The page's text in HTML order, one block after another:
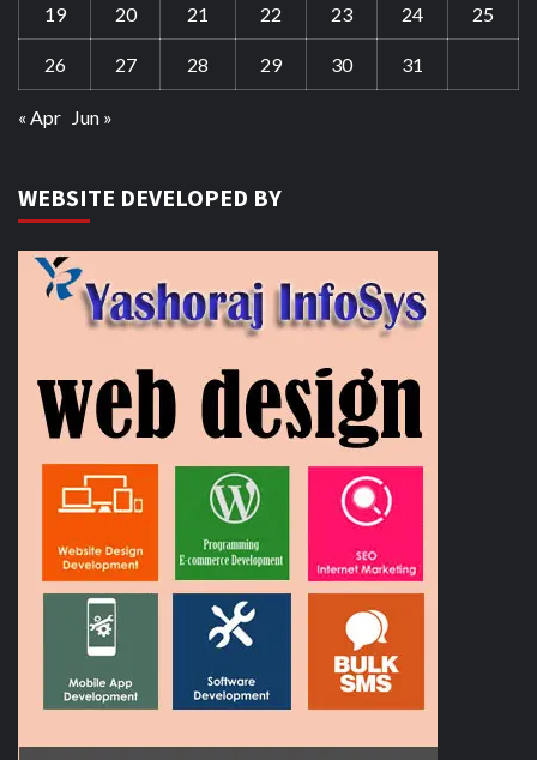
19 20 21 22 23 24 25
26 27 28 29 30 31
« Apr Jun »
WEBSITE DEVELOPED BY